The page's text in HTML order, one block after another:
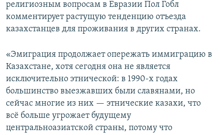
религиозным вопросам в Евразии Пол Гобл
комментирует растущую тенденцию отъезда
казахстанцев для проживания в других странах.
«Эмиграция продолжает опережать иммиграцию в
Казахстане, хотя сегодня она не является
исключительно этнической: в 1990-х годах
большинство выезжавших были славянами, но
сейчас многие из них — этнические казахи, что
всё больше угрожает будущему
центральноазиатской страны, потому что